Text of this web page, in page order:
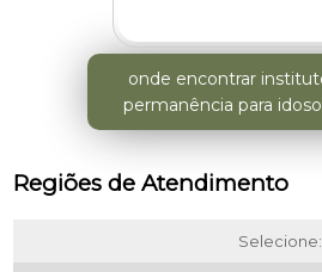
onde encontrar
permanência para
Regiões de Atendimento
Selecione: